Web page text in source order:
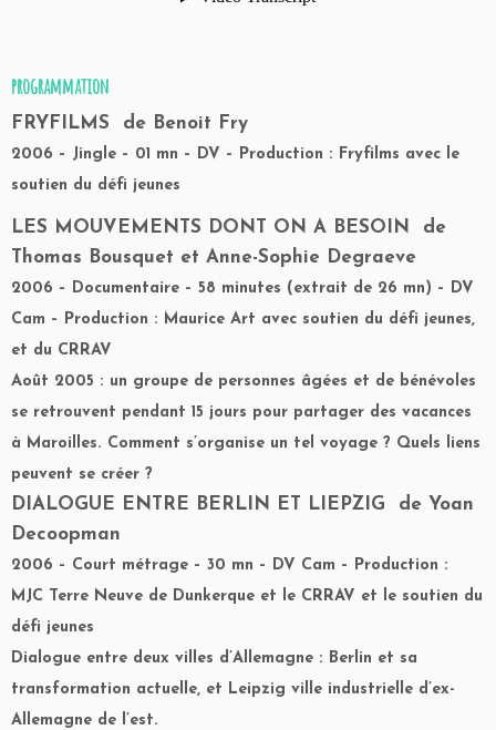
programmation
FRYFILMS de Benoit Fry
2006 – Jingle – 01 mn – DV – Production : Fryfilms avec le
soutien du défi jeunes
LES MOUVEMENTS DONT ON A BESOIN de
Thomas Bousquet et Anne-Sophie Degraeve
2006 – Documentaire – 58 minutes (extrait de 26 mn) – DV
Cam – Production : Maurice Art avec soutien du défi jeunes,
et du CRRAV
Août 2005 : un groupe de personnes âgées et de bénévoles
se retrouvent pendant 15 jours pour partager des vacances
à Maroilles. Comment s’organise un tel voyage ? Quels liens
peuvent se créer ?
DIALOGUE ENTRE BERLIN ET LIEPZIG de Yoan
Decoopman
2006 – Court métrage – 30 mn – DV Cam – Production :
MJC Terre Neuve de Dunkerque et le CRRAV et le soutien du
défi jeunes
Dialogue entre deux villes d’Allemagne : Berlin et sa
transformation actuelle, et Leipzig ville industrielle d’ex-
Allemagne de l’est.